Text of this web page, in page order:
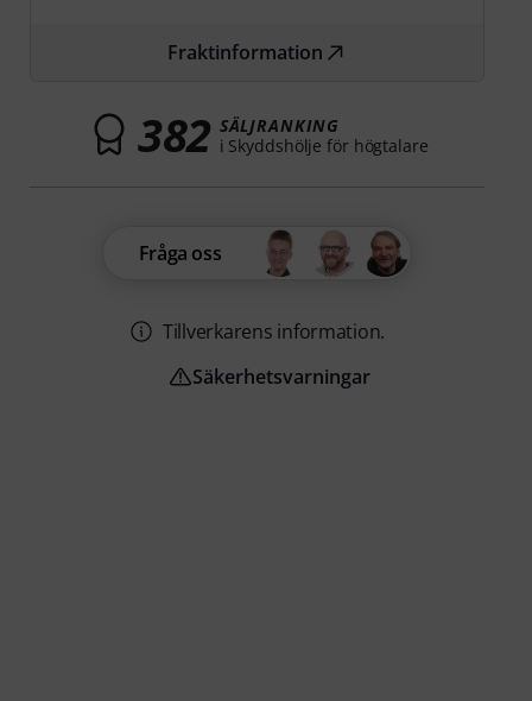
Fraktinformation
382 SÄLJRANKING
i Skyddshölje för högtalare
Fråga oss
Tillverkarens information.
Säkerhetsvarningar